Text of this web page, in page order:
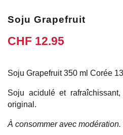
Soju Grapefruit
CHF 12.95
Soju Grapefruit 350 ml Corée
Soju acidulé et
original.
À consommer avec